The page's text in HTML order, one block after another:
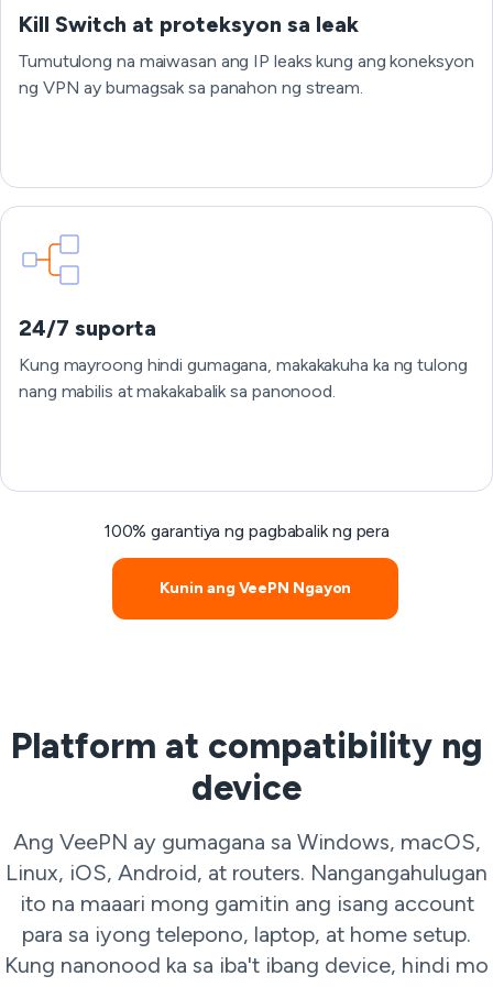
Kill Switch at proteksyon sa leak
Tumutulong na maiwasan ang IP leaks kung ang koneksyon
ng VPN ay bumagsak sa panahon ng stream.
24/7 suporta
Kung mayroong hindi gumagana, makakakuha ka ng tulong
nang mabilis at makakabalik sa panonood.
100% garantiya ng pagbabalik ng pera
Kunin ang VeePN Ngayon
Platform at compatibility ng
device
Ang VeePN ay gumagana sa Windows, macOS,
Linux, iOS, Android, at routers. Nangangahulugan
ito na maaari mong gamitin ang isang account
para sa iyong telepono, laptop, at home setup.
Kung nanonood ka sa iba't ibang device, hindi mo